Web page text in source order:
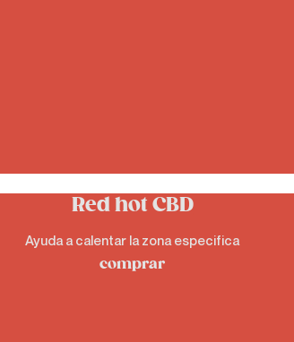
Red hot CBD
Ayuda a calentar la zona especifica
comprar